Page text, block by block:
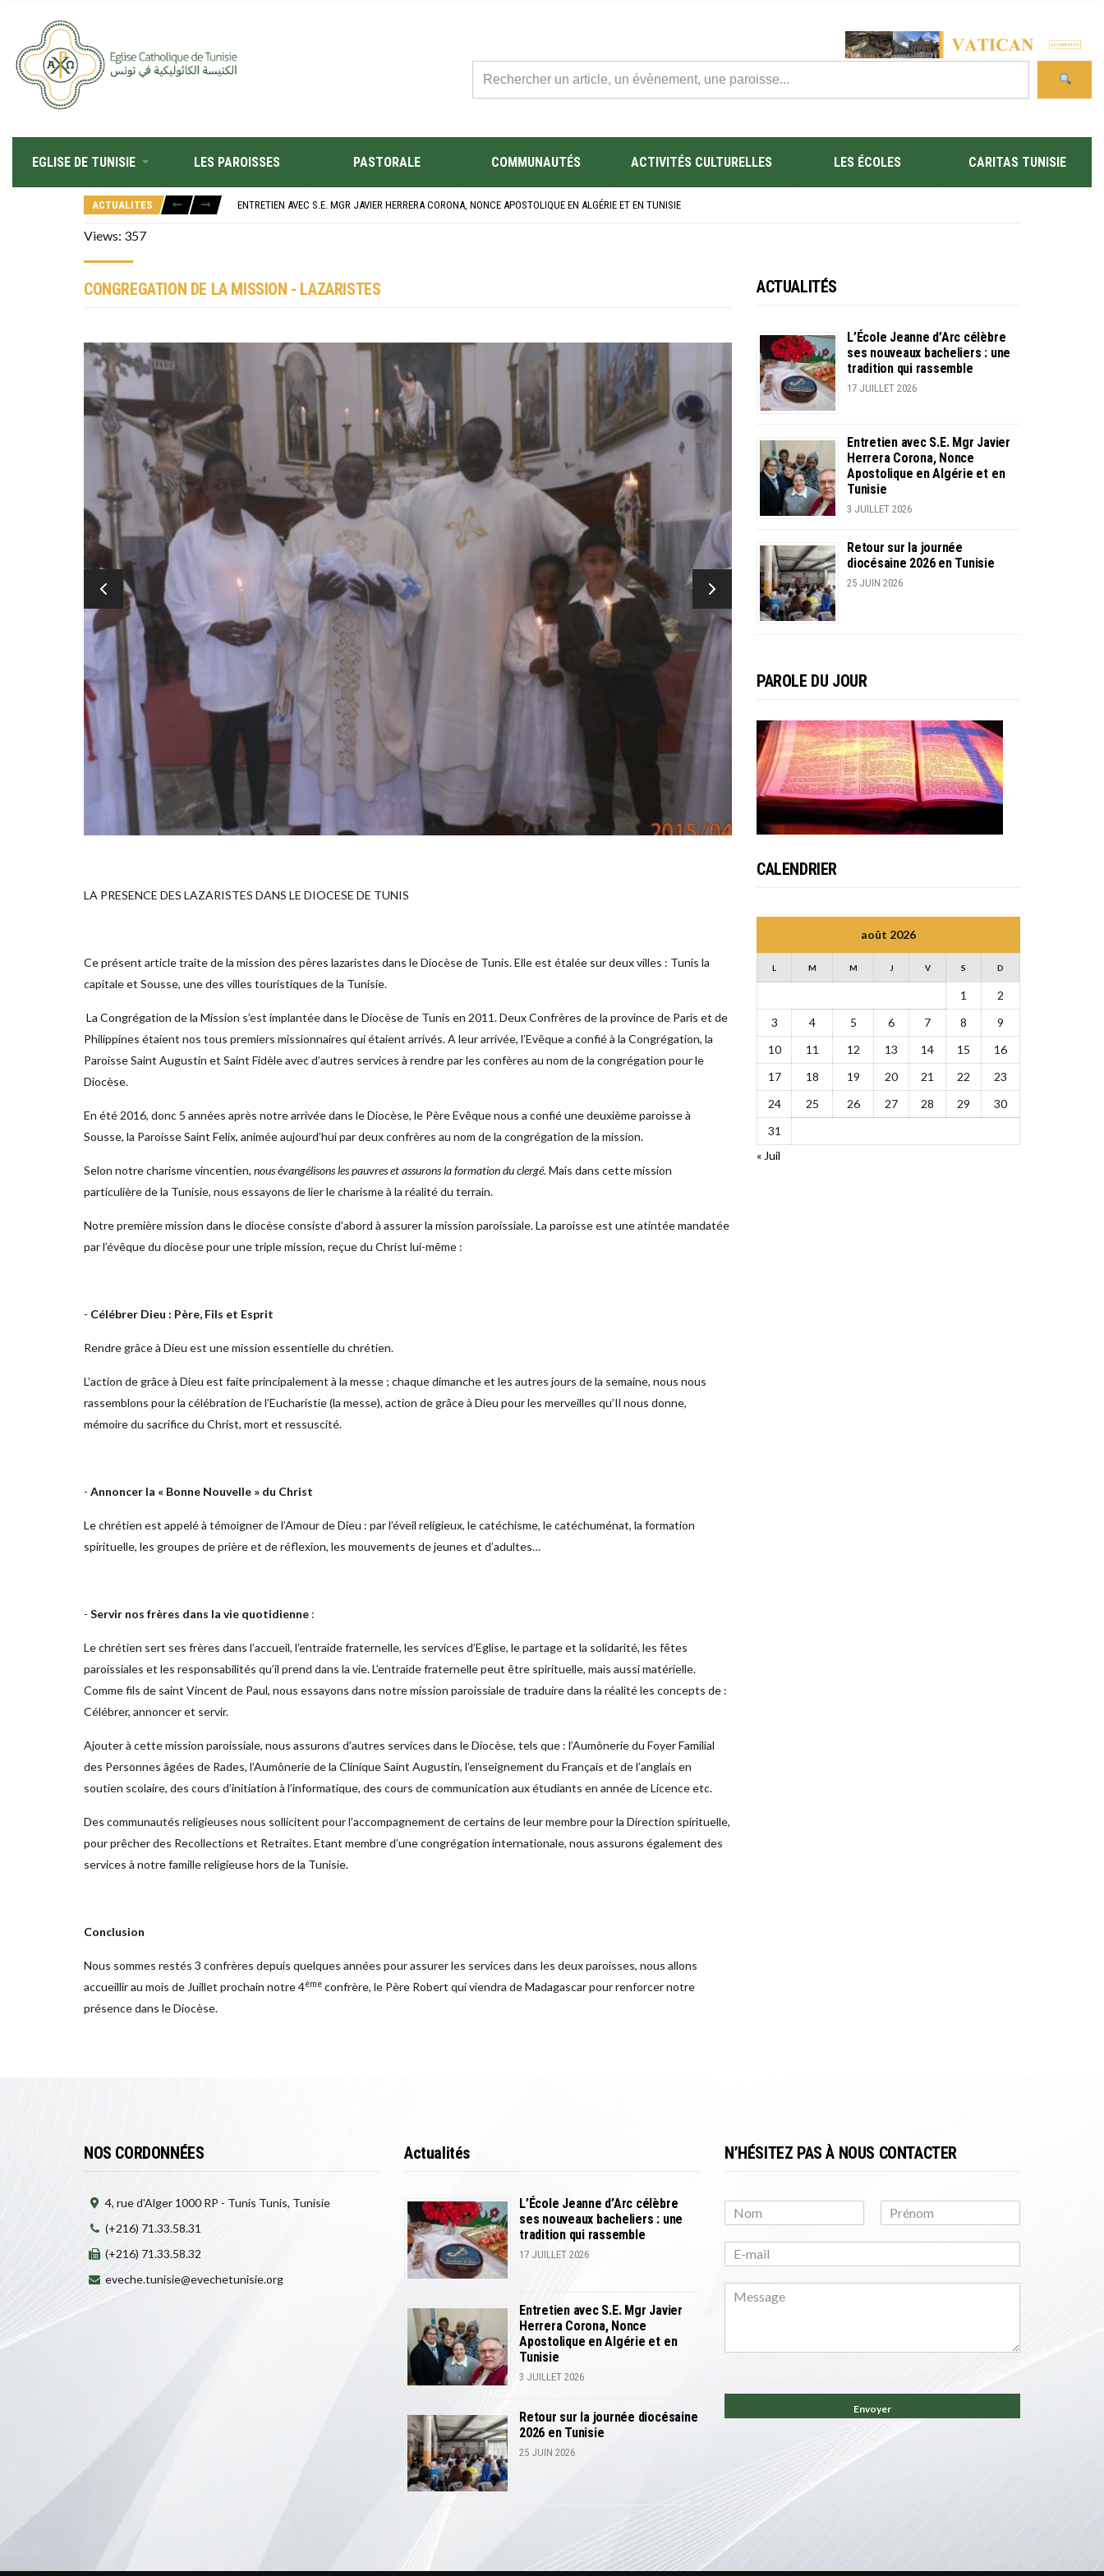
EGLISE DE TUNISIE LES PAROISSES PASTORALE COMMUNAUTÉS ACTIVITÉS CULTURELLES LES ÉCOLES CARITAS TUNISIE
ACTUALITES
L’ÉCOLE JEANNE D’ARC CÉLÈBRE SES NOUVEAUX BACHELIERS : UNE TRADITION QUI RASSEMBLE
ENTRETIEN AVEC S.E. MGR JAVIER HERRERA CORONA, NONCE APOSTOLIQUE EN ALGÉRIE ET EN TUNISIE
Views: 357
CONGREGATION DE LA MISSION - LAZARISTES
LA PRESENCE DES LAZARISTES DANS LE DIOCESE DE TUNIS
Ce présent article traite de la mission des pères lazaristes dans le Diocèse de Tunis. Elle est étalée sur deux villes : Tunis la
capitale et Sousse, une des villes touristiques de la Tunisie.
La Congrégation de la Mission s’est implantée dans le Diocèse de Tunis en 2011. Deux Confrères de la province de Paris et de
Philippines étaient nos tous premiers missionnaires qui étaient arrivés. A leur arrivée, l’Evêque a confié à la Congrégation, la
Paroisse Saint Augustin et Saint Fidèle avec d’autres services à rendre par les confères au nom de la congrégation pour le
Diocèse.
En été 2016, donc 5 années après notre arrivée dans le Diocèse, le Père Evêque nous a confié une deuxième paroisse à
Sousse, la Paroisse Saint Felix, animée aujourd’hui par deux confrères au nom de la congrégation de la mission.
Selon notre charisme vincentien, nous évangélisons les pauvres et assurons la formation du clergé. Mais dans cette mission
particulière de la Tunisie, nous essayons de lier le charisme à la réalité du terrain.
Notre première mission dans le diocèse consiste d’abord à assurer la mission paroissiale. La paroisse est une atintée mandatée
par l’évêque du diocèse pour une triple mission, reçue du Christ lui-même :
- Célébrer Dieu : Père, Fils et Esprit
Rendre grâce à Dieu est une mission essentielle du chrétien.
L’action de grâce à Dieu est faite principalement à la messe ; chaque dimanche et les autres jours de la semaine, nous nous
rassemblons pour la célébration de l’Eucharistie (la messe), action de grâce à Dieu pour les merveilles qu’Il nous donne,
mémoire du sacrifice du Christ, mort et ressuscité.
- Annoncer la « Bonne Nouvelle » du Christ
Le chrétien est appelé à témoigner de l’Amour de Dieu : par l’éveil religieux, le catéchisme, le catéchuménat, la formation
spirituelle, les groupes de prière et de réflexion, les mouvements de jeunes et d’adultes…
- Servir nos frères dans la vie quotidienne :
Le chrétien sert ses frères dans l’accueil, l’entraide fraternelle, les services d’Eglise, le partage et la solidarité, les fêtes
paroissiales et les responsabilités qu’il prend dans la vie. L’entraide fraternelle peut être spirituelle, mais aussi matérielle.
Comme fils de saint Vincent de Paul, nous essayons dans notre mission paroissiale de traduire dans la réalité les concepts de :
Célébrer, annoncer et servir.
Ajouter à cette mission paroissiale, nous assurons d’autres services dans le Diocèse, tels que : l’Aumônerie du Foyer Familial
des Personnes âgées de Rades, l’Aumônerie de la Clinique Saint Augustin, l’enseignement du Français et de l’anglais en
soutien scolaire, des cours d’initiation à l’informatique, des cours de communication aux étudiants en année de Licence etc.
Des communautés religieuses nous sollicitent pour l’accompagnement de certains de leur membre pour la Direction spirituelle,
pour prêcher des Recollections et Retraites. Etant membre d’une congrégation internationale, nous assurons également des
services à notre famille religieuse hors de la Tunisie.
Conclusion
Nous sommes restés 3 confrères depuis quelques années pour assurer les services dans les deux paroisses, nous allons
accueillir au mois de Juillet prochain notre 4ème confrère, le Père Robert qui viendra de Madagascar pour renforcer notre
présence dans le Diocèse.
ACTUALITÉS
L’École Jeanne d’Arc célèbre
ses nouveaux bacheliers : une
tradition qui rassemble
17 JUILLET 2026
Entretien avec S.E. Mgr Javier
Herrera Corona, Nonce
Apostolique en Algérie et en
Tunisie
3 JUILLET 2026
Retour sur la journée
diocésaine 2026 en Tunisie
25 JUIN 2026
PAROLE DU JOUR
CALENDRIER
août 2026
L M M J V S D
1
2
3
4 5 6 7 8
9
10
11 12 13 14 15
16
17
18 19 20 21 22
23
24
25 26 27 28 29
30
31
« Juil
NOS CORDONNÉES
4, rue d'Alger 1000 RP - Tunis Tunis, Tunisie
(+216) 71.33.58.31
(+216) 71.33.58.32
eveche.tunisie@evechetunisie.org
Actualités
L’École Jeanne d’Arc célèbre
ses nouveaux bacheliers : une
tradition qui rassemble
17 JUILLET 2026
Entretien avec S.E. Mgr Javier
Herrera Corona, Nonce
Apostolique en Algérie et en
Tunisie
3 JUILLET 2026
Retour sur la journée diocésaine
2026 en Tunisie
25 JUIN 2026
N’HÉSITEZ PAS À NOUS CONTACTER
r
n
o
o
Envoyer